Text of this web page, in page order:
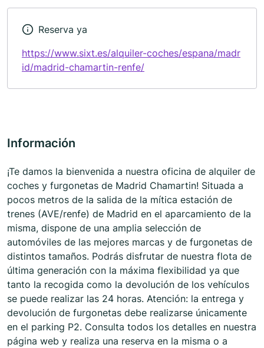
Reserva ya
https://www.sixt.es/alquiler-coches/espana/madr
id/madrid-chamartin-renfe/
Información
¡Te damos la bienvenida a nuestra oficina de alquiler de
coches y furgonetas de Madrid Chamartin! Situada a
pocos metros de la salida de la mítica estación de
trenes (AVE/renfe) de Madrid en el aparcamiento de la
misma, dispone de una amplia selección de
automóviles de las mejores marcas y de furgonetas de
distintos tamaños. Podrás disfrutar de nuestra flota de
última generación con la máxima flexibilidad ya que
tanto la recogida como la devolución de los vehículos
se puede realizar las 24 horas. Atención: la entrega y
devolución de furgonetas debe realizarse únicamente
en el parking P2. Consulta todos los detalles en nuestra
página web y realiza una reserva en la misma o a